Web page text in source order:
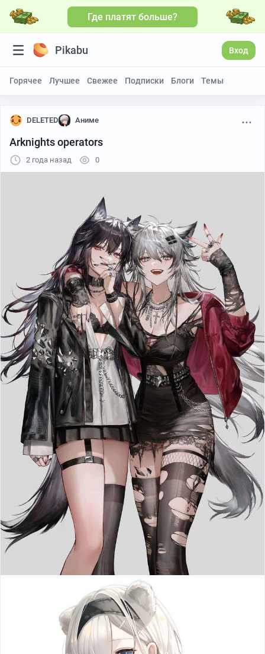
Где платят больше?
Pikabu Вход
Горячее Лучшее Свежее Подписки Блоги Темы
DELETED Аниме
Arknights operators
2 года назад 0
Больше видео